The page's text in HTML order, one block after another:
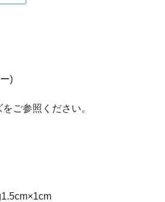
)
ご参照ください。